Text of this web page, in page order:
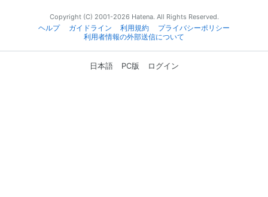
Copyright (C) 2001-2026 Hatena. All Rights Reserved.
ヘルプ
ガイドライン 利用規約
プライバシーポリシー
利用者情報の外部送信について
日本語 PC版 ログイン